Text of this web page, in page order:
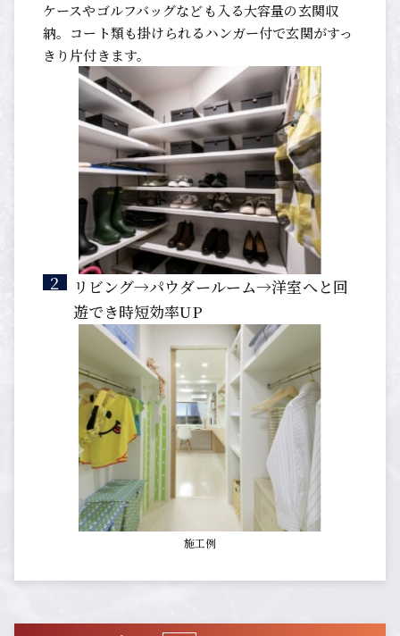
ケースやゴルフバッグなども入る大容量の玄関収
納。コート類も掛けられるハンガー付で玄関がすっ
きり片付きます。
リビング→パウダールーム→洋室へと回
遊でき時短効率UP
施工例